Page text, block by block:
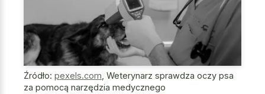
Źródło: pexels.com, Weterynarz sprawdza oczy psa
za pomocą narzędzia medycznego